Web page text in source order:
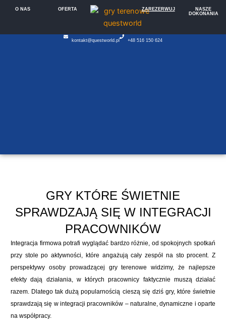
PrzejdźO NAS OFERTA ZAREZERWUJ
NASZE
DOKONANIA
kontakt@questworld.pl +48 516 150 624
GRY KTÓRE ŚWIETNIE
SPRAWDZAJĄ SIĘ W INTEGRACJI
PRACOWNIKÓW
Integracja firmowa potrafi wyglądać bardzo różnie, od spokojnych spotkań
przy stole po aktywności, które angażują cały zespół na sto procent. Z
perspektywy osoby prowadzącej gry terenowe widzimy, że najlepsze
efekty dają działania, w których pracownicy faktycznie muszą działać
razem. Dlatego tak dużą popularnością cieszą się dziś gry, które świetnie
sprawdzają się w integracji pracowników – naturalne, dynamiczne i oparte
na współpracy.